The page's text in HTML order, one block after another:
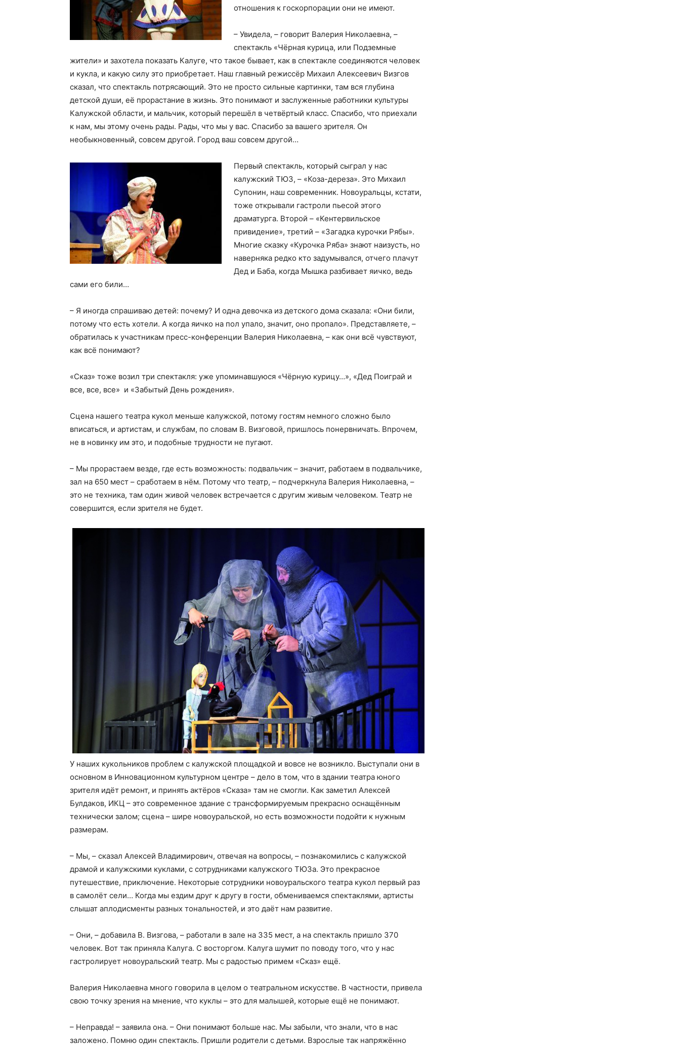
отношения к госкорпорации они не имеют.
– Увидела, – говорит Валерия Николаевна, –
спектакль «Чёрная курица, или Подземные
жители» и захотела показать Калуге, что такое бывает, как в спектакле соединяются человек
и кукла, и какую силу это приобретает. Наш главный режиссёр Михаил Алексеевич Визгов
сказал, что спектакль потрясающий. Это не просто сильные картинки, там вся глубина
детской души, её прорастание в жизнь. Это понимают и заслуженные работники культуры
Калужской области, и мальчик, который перешёл в четвёртый класс. Спасибо, что приехали
к нам, мы этому очень рады. Рады, что мы у вас. Спасибо за вашего зрителя. Он
необыкновенный, совсем другой. Город ваш совсем другой…
Первый спектакль, который сыграл у нас
калужский ТЮЗ, – «Коза-дереза». Это Михаил
Супонин, наш современник. Новоуральцы, кстати,
тоже открывали гастроли пьесой этого
драматурга. Второй – «Кентервильское
привидение», третий – «Загадка курочки Рябы».
Многие сказку «Курочка Ряба» знают наизусть, но
наверняка редко кто задумывался, отчего плачут
Дед и Баба, когда Мышка разбивает яичко, ведь
сами его били…
– Я иногда спрашиваю детей: почему? И одна девочка из детского дома сказала: «Они били,
потому что есть хотели. А когда яичко на пол упало, значит, оно пропало». Представляете, –
обратилась к участникам пресс-конференции Валерия Николаевна, – как они всё чувствуют,
как всё понимают?
«Сказ» тоже возил три спектакля: уже упоминавшуюся «Чёрную курицу…», «Дед Поиграй и
все, все, все» и «Забытый День рождения».
Сцена нашего театра кукол меньше калужской, потому гостям немного сложно было
вписаться, и артистам, и службам, по словам В. Визговой, пришлось понервничать. Впрочем,
не в новинку им это, и подобные трудности не пугают.
– Мы прорастаем везде, где есть возможность: подвальчик – значит, работаем в подвальчике,
зал на 650 мест – сработаем в нём. Потому что театр, – подчеркнула Валерия Николаевна, –
это не техника, там один живой человек встречается с другим живым человеком. Театр не
совершится, если зрителя не будет.
У наших кукольников проблем с калужской площадкой и вовсе не возникло. Выступали они в
основном в Инновационном культурном центре – дело в том, что в здании театра юного
зрителя идёт ремонт, и принять актёров «Сказа» там не смогли. Как заметил Алексей
Булдаков, ИКЦ – это современное здание с трансформируемым прекрасно оснащённым
технически залом; сцена – шире новоуральской, но есть возможности подойти к нужным
размерам.
– Мы, – сказал Алексей Владимирович, отвечая на вопросы, – познакомились с калужской
драмой и калужскими куклами, с сотрудниками калужского ТЮЗа. Это прекрасное
путешествие, приключение. Некоторые сотрудники новоуральского театра кукол первый раз
в самолёт сели… Когда мы ездим друг к другу в гости, обмениваемся спектаклями, артисты
слышат аплодисменты разных тональностей, и это даёт нам развитие.
– Они, – добавила В. Визгова, – работали в зале на 335 мест, а на спектакль пришло 370
человек. Вот так приняла Калуга. С восторгом. Калуга шумит по поводу того, что у нас
гастролирует новоуральский театр. Мы с радостью примем «Сказ» ещё.
Валерия Николаевна много говорила в целом о театральном искусстве. В частности, привела
свою точку зрения на мнение, что куклы – это для малышей, которые ещё не понимают.
– Неправда! – заявила она. – Они понимают больше нас. Мы забыли, что знали, что в нас
заложено. Помню один спектакль. Пришли родители с детьми. Взрослые так напряжённо